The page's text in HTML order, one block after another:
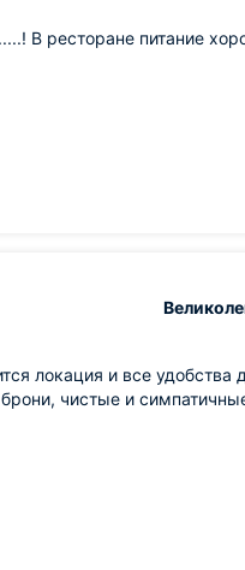
В ресторане питание
локация и все удобства
чистые и